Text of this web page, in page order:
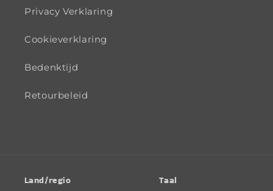
Privacy Verklaring
Cookieverklaring
Bedenktijd
Retourbeleid
Land/regio Taal